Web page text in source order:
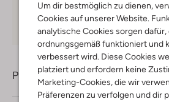
Um dir bestmöglich zu dienen,
Cookies auf unserer Website.
analytische Cookies sorgen dafür,
ordnungsgemäß funktioniert und
verbessert wird. Diese Cookies
platziert und erfordern keine
Marketing-Cookies, die wir
Präferenzen zu verfolgen und dir
Kauf auf Rechnung 30 Tagen
Produktinformation